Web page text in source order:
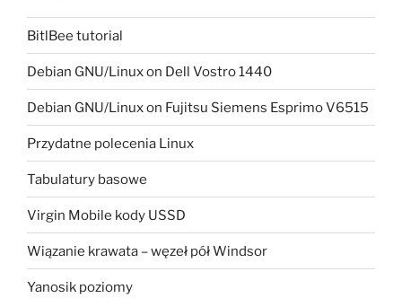
BitlBee tutorial
Debian GNU/Linux on Dell Vostro 1440
Debian GNU/Linux on Fujitsu Siemens Esprimo V6515
Przydatne polecenia Linux
Tabulatury basowe
Virgin Mobile kody USSD
Wiązanie krawata – węzeł pół Windsor
Yanosik poziomy